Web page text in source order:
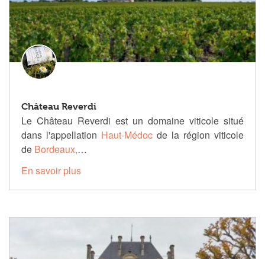
Château Reverdi
Le Château Reverdi est un domaine viticole situé
dans l'appellation Haut-Médoc de la région viticole
de Bordeaux,…
En savoir plus